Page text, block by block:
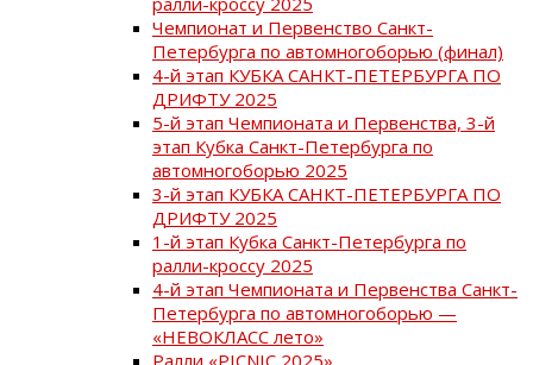
Чемпионат и Первенство Санкт-
Петербурга по автомногоборью (финал)
4-й этап КУБКА САНКТ-ПЕТЕРБУРГА ПО
ДРИФТУ 2025
5-й этап Чемпионата и Первенства, 3-й
этап Кубка Санкт-Петербурга по
автомногоборью 2025
3-й этап КУБКА САНКТ-ПЕТЕРБУРГА ПО
ДРИФТУ 2025
1-й этап Кубка Санкт-Петербурга по
ралли-кроссу 2025
4-й этап Чемпионата и Первенства Санкт-
Петербурга по автомногоборью —
«НЕВОКЛАСС лето»
Ралли «PICNIC 2025»